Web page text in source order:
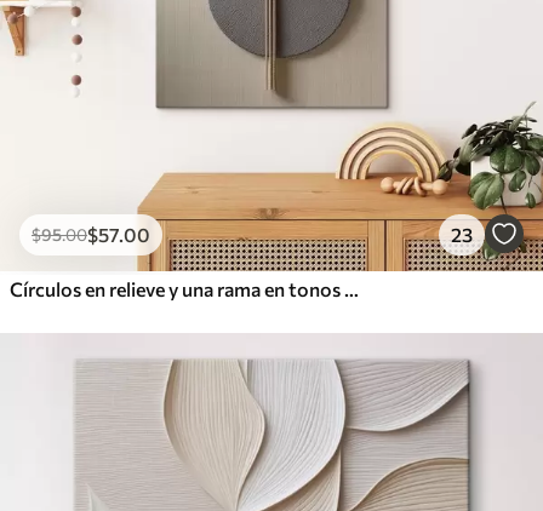
$95.00$57.00 23
Círculos en relieve y una rama en tonos neutros cálidos